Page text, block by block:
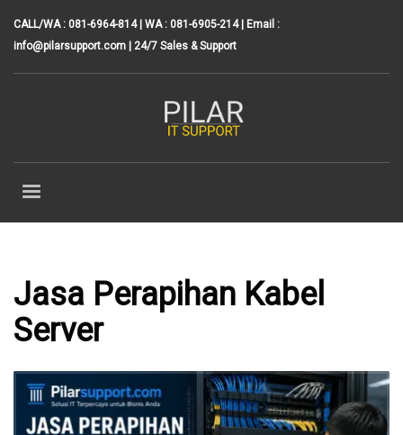
CALL/WA : 081-6964-814 | WA : 081-6905-214 | Email :
info@pilarsupport.com | 24/7 Sales & Support
Jasa Perapihan Kabel
Server